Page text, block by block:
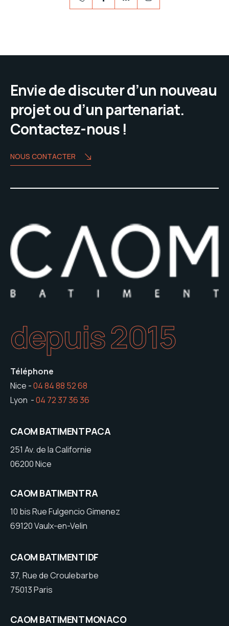
Envie de discuter d’un nouveau
projet ou d’un partenariat.
Contactez-nous !
NOUS CONTACTER
depuis 2015
Téléphone
Nice -04 84 88 52 68
Lyon -04 72 37 36 36
CAOM BATIMENT PACA
251 Av. de la Californie
06200 Nice
CAOM BATIMENT RA
10 bis Rue Fulgencio Gimenez
69120 Vaulx-en-Velin
CAOM BATIMENT IDF
37, Rue de Croulebarbe
75013 Paris
CAOM BATIMENT MONACO